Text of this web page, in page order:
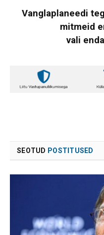
Vanglaplaneedi
mitmeid
vali
SEOTUD POSTITUSED